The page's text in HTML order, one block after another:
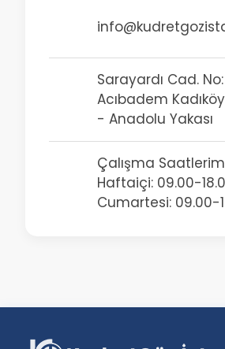
Sarayardı Cad.
Acıbadem
- Anadolu Yakası
Çalışma
Haftaiçi: 09.00-
Cumartesi: 09.00-